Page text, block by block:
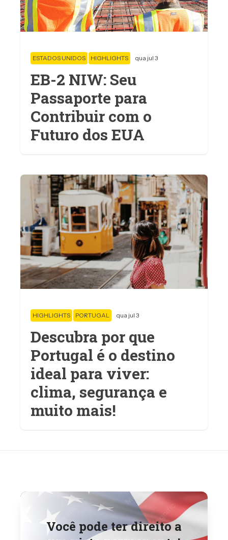
ESTADOS UNIDOS HIGHLIGHTS qua jul 3
EB-2 NIW: Seu
Passaporte para
Contribuir com o
Futuro dos EUA
HIGHLIGHTS PORTUGAL qua jul 3
Descubra por que
Portugal é o destino
ideal para viver:
clima, segurança e
muito mais!
Você pode ter direito a